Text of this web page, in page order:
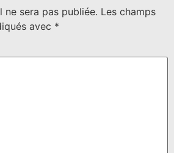
ne sera pas publiée. Les champs
avec *